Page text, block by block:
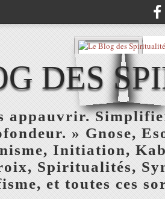
DES
appauvrir.
» Gnose,
Initiation,
Spiritualités,
et toutes ces